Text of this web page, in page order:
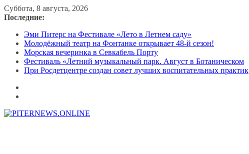
Перейти
к
Суббота, 8 августа, 2026
Последние:
Эми Питерс на Фестивале «Лето в Летнем саду»
Молодёжный театр на Фонтанке открывает 48-й сезон!
Морская вечеринка в Севкабель Порту
Фестиваль «Летний музыкальный парк. Август в Ботаническом
При Росдетцентре создан совет лучших воспитательных практик